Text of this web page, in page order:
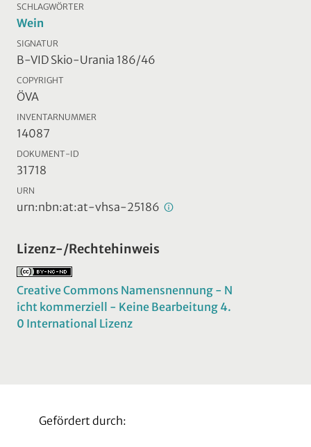
SCHLAGWÖRTER
Wein
SIGNATUR
B-VID Skio-Urania 186/46
COPYRIGHT
ÖVA
INVENTARNUMMER
14087
DOKUMENT-ID
31718
URN
urn:nbn:at:at-vhsa-25186
Lizenz-/Rechtehinweis
Creative Commons Namensnennung - N
icht kommerziell - Keine Bearbeitung 4.
0 International Lizenz
Gefördert durch: